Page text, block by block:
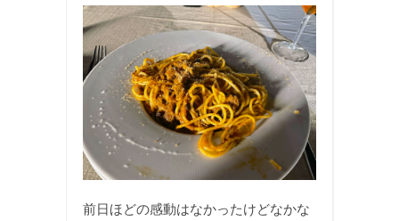
前日ほどの感動はなかったけどなかな